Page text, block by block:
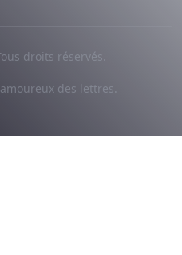
droits réservés.
des lettres.